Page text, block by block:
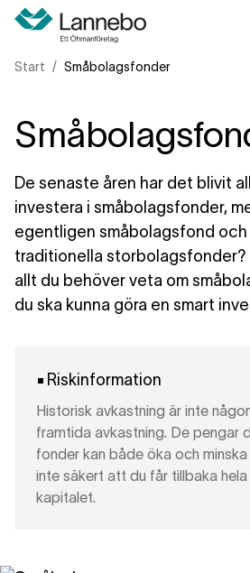
Start Småbolagsfonder
De senaste åren har det blivit
investera i småbolagsfonder,
egentligen småbolagsfond
traditionella storbolagsfonder?
allt du behöver veta om
du ska kunna göra en smart
Riskinformation
Historisk avkastning är inte
framtida avkastning. De pengar
fonder kan både öka och
inte säkert att du får tillbaka
kapitalet.